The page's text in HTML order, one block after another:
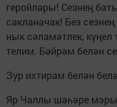
геройлары! Сезнең
сакланачак! Без
нык сәламәтлек,
телим. Бәйрәм белән
Зур ихтирам белән
Яр Чаллы шәһәре мэры